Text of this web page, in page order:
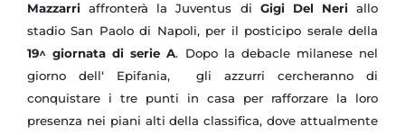
Mazzarri affronterà la Juventus di Gigi Del Neriallo
stadio San Paolo di Napoli, per il posticipo serale della
19^ giornata di serie A. Dopo la debacle milanese nel
giorno dell‘ Epifania, gli azzurri cercheranno di
conquistare i tre punti in casa per rafforzare la loro
presenza nei piani alti della classifica, dove attualmente